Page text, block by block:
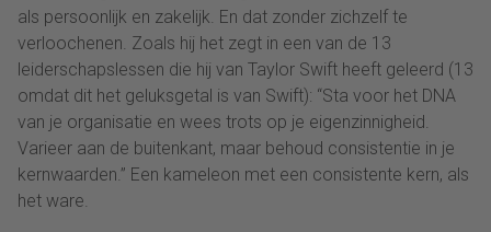
als persoonlijk en zakelijk. En dat zonder zichzelf te
verloochenen. Zoals hij het zegt in een van de 13
leiderschapslessen die hij van Taylor Swift heeft geleerd (13
omdat dit het geluksgetal is van Swift): “Sta voor het DNA
van je organisatie en wees trots op je eigenzinnigheid.
Varieer aan de buitenkant, maar behoud consistentie in je
kernwaarden.” Een kameleon met een consistente kern, als
het ware.